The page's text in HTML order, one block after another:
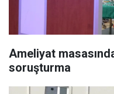
Ameliyat
soruşturma